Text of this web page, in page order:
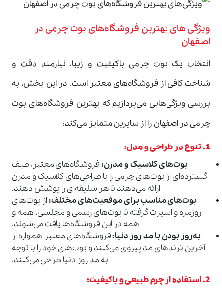
ویژگی های بهترین فروشگاه‌های بوت چرمی در
اصفهان
انتخاب یک بوت چرمی باکیفیت و زیبا، نیازمند دقت و
شناخت کافی از فروشگاه‌های معتبر است. در این بخش، به
بررسی ویژگی‌هایی می‌پردازیم که بهترین فروشگاه‌های بوت
چرمی در اصفهان را از سایرین متمایز می‌کند:
1. تنوع در طراحی و مدل:
بوت‌های کلاسیک و مدرن:فروشگاه‌های معتبر، طیف
گسترده‌ای از بوت‌های چرمی را با طراحی‌های کلاسیک و مدرن
ارائه می‌دهند تا هر سلیقه‌ای را پوشش دهند.
بوت‌های مناسب برای موقعیت‌های مختلف:از بوت‌های
روزمره و اسپرت گرفته تا بوت‌های رسمی و مجلسی، همه و
همه در این فروشگاه‌ها یافت می‌شوند.
به‌روز بودن با مد روز دنیا:فروشگاه‌های معتبر همواره از
آخرین ترندهای مد پیروی می‌کنند و بوت‌های خود را با توجه
به مد روز دنیا طراحی می‌کنند.
2. استفاده از چرم طبیعی و باکیفیت: